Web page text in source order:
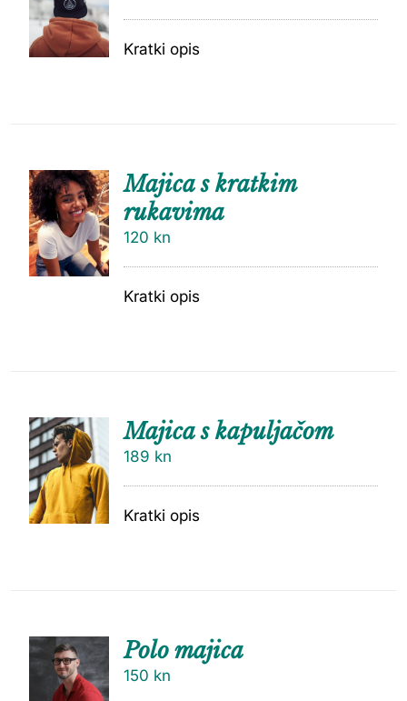
Kratki opis
DODAJ
U
CU
Majica s kratkim
rukavima
120 kn
Kratki opis
U
KOŠARI
Majica s kapuljačom
189 kn
Kratki opis
DODAJ
U
KOŠARI
Polo majica
150 kn